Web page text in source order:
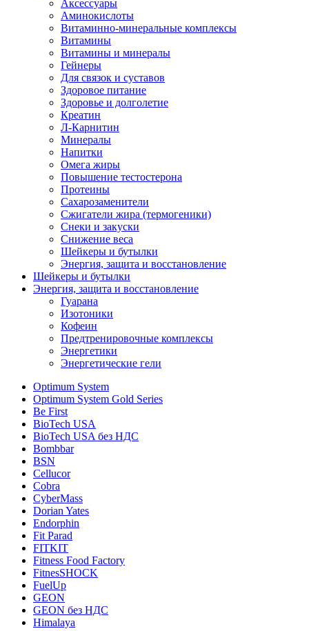
Аксессуары
Аминокислоты
Витаминно-минеральные комплексы
Витамины
Витамины и минералы
Гейнеры
Для связок и суставов
Здоровое питание
Здоровье и долголетие
Креатин
Л-Карнитин
Минералы
Напитки
Омега жиры
Повышение тестостерона
Протеины
Сахарозаменители
Сжигатели жира (термогеники)
Снеки и закуски
Снижение веса
Шейкеры и бутылки
Энергия, защита и восстановление
Шейкеры и бутылки
Энергия, защита и восстановление
Гуарана
Изотоники
Кофеин
Предтренировочные комплексы
Энергетики
Энергетические гели
Optimum System
Optimum System Gold Series
Be First
BioTech USA
BioTech USA без НДС
Bombbar
BSN
Cellucor
Cobra
CyberMass
Dorian Yates
Endorphin
Fit Parad
FITKIT
Fitness Food Factory
FitnesSHOCK
FuelUp
GEON
GEON без НДС
Himalaya